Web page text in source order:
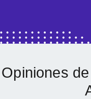
Opiniones